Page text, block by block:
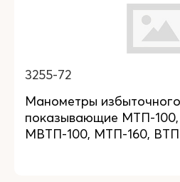
3255-72
Манометры
показывающие МТП-
МВТП-100, МТП-160,